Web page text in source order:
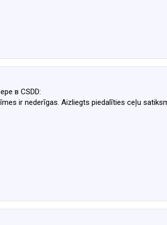
в CSDD:
ir nederīgas. Aizliegts piedalīties ceļu